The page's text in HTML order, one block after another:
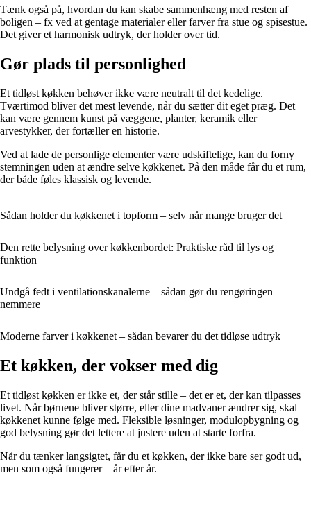
Tænk også på, hvordan du kan skabe sammenhæng med resten af
boligen – fx ved at gentage materialer eller farver fra stue og spisestue.
Det giver et harmonisk udtryk, der holder over tid.
Gør plads til personlighed
Et tidløst køkken behøver ikke være neutralt til det kedelige.
Tværtimod bliver det mest levende, når du sætter dit eget præg. Det
kan være gennem kunst på væggene, planter, keramik eller
arvestykker, der fortæller en historie.
Ved at lade de personlige elementer være udskiftelige, kan du forny
stemningen uden at ændre selve køkkenet. På den måde får du et rum,
der både føles klassisk og levende.
Sådan holder du køkkenet i topform – selv når mange bruger det
Den rette belysning over køkkenbordet: Praktiske råd til lys og
funktion
Undgå fedt i ventilationskanalerne – sådan gør du rengøringen
nemmere
Moderne farver i køkkenet – sådan bevarer du det tidløse udtryk
Et køkken, der vokser med dig
Et tidløst køkken er ikke et, der står stille – det er et, der kan tilpasses
livet. Når børnene bliver større, eller dine madvaner ændrer sig, skal
køkkenet kunne følge med. Fleksible løsninger, modulopbygning og
god belysning gør det lettere at justere uden at starte forfra.
Når du tænker langsigtet, får du et køkken, der ikke bare ser godt ud,
men som også fungerer – år efter år.